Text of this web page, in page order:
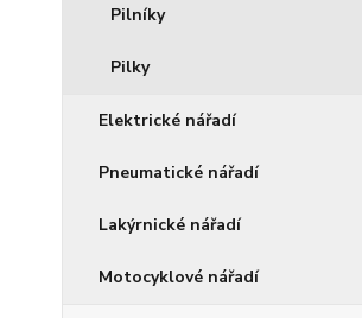
Pilníky
Pilky
Elektrické nářadí
Pneumatické nářadí
Lakýrnické nářadí
Motocyklové nářadí